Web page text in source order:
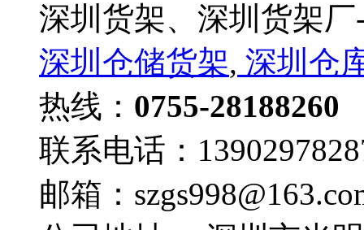
深圳货架、深圳货架
深圳仓储货架, 深圳仓
热线： 0755-28188260
联系电话：
邮箱：